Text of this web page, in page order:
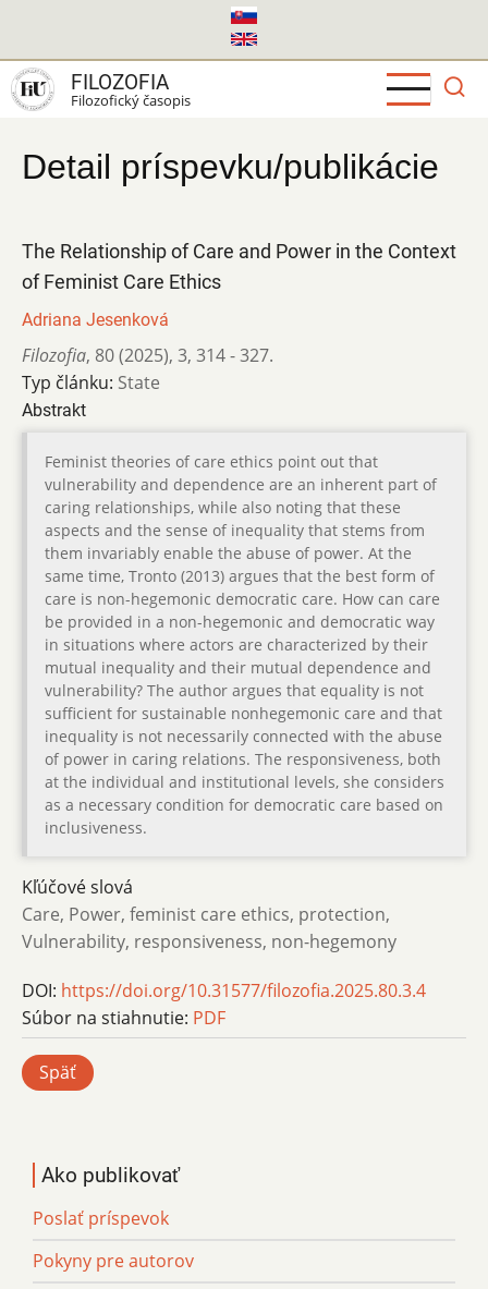
hlavný
obsah
FILOZOFIA
Filozofický časopis
Detail príspevku/publikácie
The Relationship of Care and Power in the Context
of Feminist Care Ethics
Adriana Jesenková
Filozofia, 80 (2025), 3, 314 - 327.
Typ článku: State
Abstrakt
Feminist theories of care ethics point out that
vulnerability and dependence are an inherent part of
caring relationships, while also noting that these
aspects and the sense of inequality that stems from
them invariably enable the abuse of power. At the
same time, Tronto (2013) argues that the best form of
care is non-hegemonic democratic care. How can care
be provided in a non-hegemonic and democratic way
in situations where actors are characterized by their
mutual inequality and their mutual dependence and
vulnerability? The author argues that equality is not
sufficient for sustainable nonhegemonic care and that
inequality is not necessarily connected with the abuse
of power in caring relations. The responsiveness, both
at the individual and institutional levels, she considers
as a necessary condition for democratic care based on
inclusiveness.
Kľúčové slová
Care, Power, feminist care ethics, protection,
Vulnerability, responsiveness, non-hegemony
DOI: https://doi.org/10.31577/filozofia.2025.80.3.4
Súbor na stiahnutie: PDF
Späť
Ako publikovať
Poslať príspevok
Pokyny pre autorov